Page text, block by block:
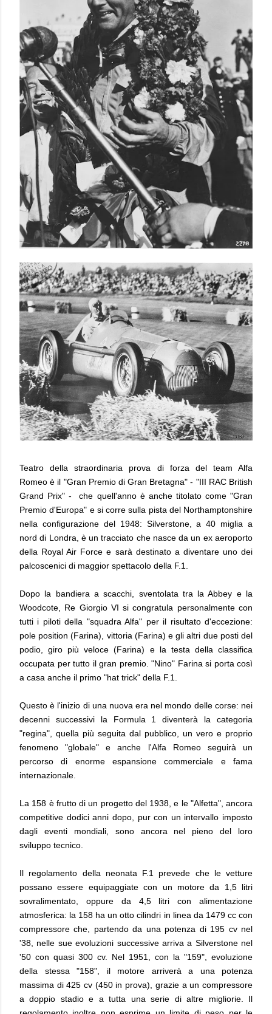
Teatro della straordinaria prova di forza del team Alfa
Romeo è il "Gran Premio di Gran Bretagna" - "III RAC British
Grand Prix" - che quell'anno è anche titolato come "Gran
Premio d'Europa" e si corre sulla pista del Northamptonshire
nella configurazione del 1948: Silverstone, a 40 miglia a
nord di Londra, è un tracciato che nasce da un ex aeroporto
della Royal Air Force e sarà destinato a diventare uno dei
palcoscenici di maggior spettacolo della F.1.
Dopo la bandiera a scacchi, sventolata tra la Abbey e la
Woodcote, Re Giorgio VI si congratula personalmente con
tutti i piloti della "squadra Alfa" per il risultato d'eccezione:
pole position (Farina), vittoria (Farina) e gli altri due posti del
podio, giro più veloce (Farina) e la testa della classifica
occupata per tutto il gran premio. "Nino" Farina si porta così
a casa anche il primo "hat trick" della F.1.
Questo è l'inizio di una nuova era nel mondo delle corse: nei
decenni successivi la Formula 1 diventerà la categoria
"regina", quella più seguita dal pubblico, un vero e proprio
fenomeno "globale" e anche l'Alfa Romeo seguirà un
percorso di enorme espansione commerciale e fama
internazionale.
La 158 è frutto di un progetto del 1938, e le "Alfetta", ancora
competitive dodici anni dopo, pur con un intervallo imposto
dagli eventi mondiali, sono ancora nel pieno del loro
sviluppo tecnico.
Il regolamento della neonata F.1 prevede che le vetture
possano essere equipaggiate con un motore da 1,5 litri
sovralimentato, oppure da 4,5 litri con alimentazione
atmosferica: la 158 ha un otto cilindri in linea da 1479 cc con
compressore che, partendo da una potenza di 195 cv nel
'38, nelle sue evoluzioni successive arriva a Silverstone nel
'50 con quasi 300 cv. Nel 1951, con la "159", evoluzione
della stessa "158", il motore arriverà a una potenza
massima di 425 cv (450 in prova), grazie a un compressore
a doppio stadio e a tutta una serie di altre migliorie. Il